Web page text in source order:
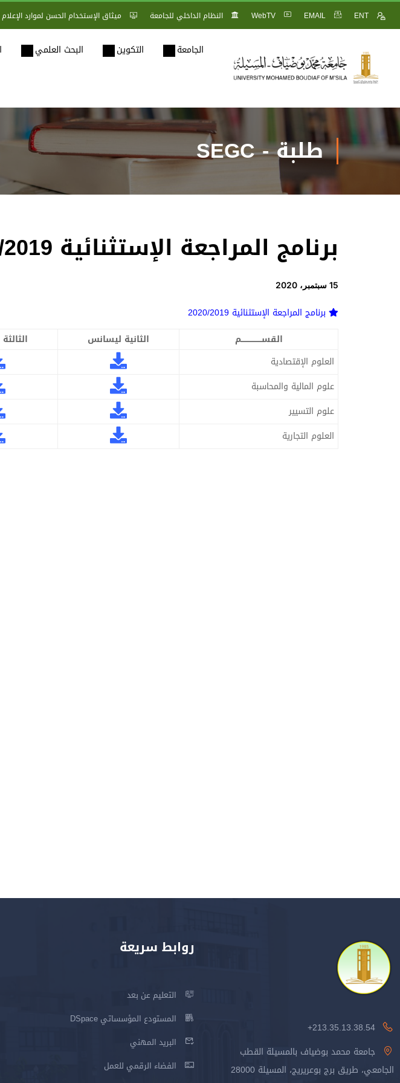
ENT
EMAIL
WebTV النظام الداخلي للجامعة ميثاق الإستخدام الحسن لموارد
الجامعة التكوين البحث العلمي
طلبة - SEGC
برنامج المراجعة الإستثنائية 2020/2019
15 سبتمبر، 2020
برنامج المراجعة الإستثنائية 2020/2019
القســـــــــــــــــم
الثانية ليسانس
العلوم الإقتصادية
علوم المالية والمحاسبة
علوم التسيير
العلوم التجارية
213.35.13.38.54+
جامعة محمد بوضياف بالمسيلة القطب
الجامعي، طريق برج بوعريريج، المسيلة 28000
روابط سريعة
التعليم عن بعد
المستودع المؤسساتي DSpace
البريد المهني
الفضاء الرقمي للعمل